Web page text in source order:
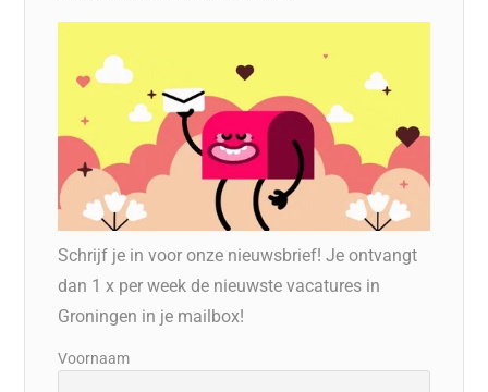
Schrijf je in voor onze nieuwsbrief! Je ontvangt
dan 1 x per week de nieuwste vacatures in
Groningen in je mailbox!
Voornaam